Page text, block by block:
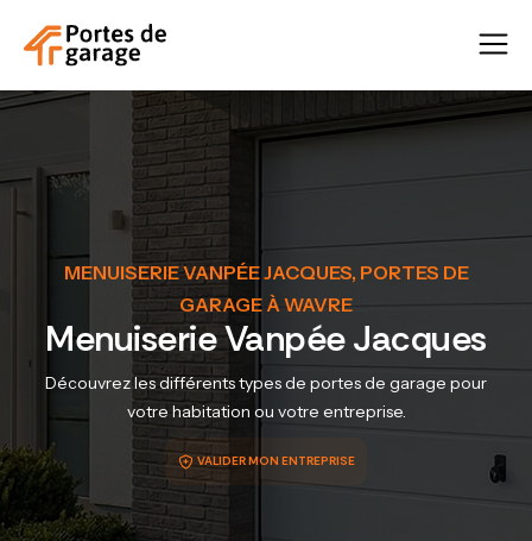
MENUISERIE VANPÉE JACQUES, PORTES DE
GARAGE À WAVRE
Menuiserie Vanpée Jacques
Découvrez les différents types de portes de garage pour
votre habitation ou votre entreprise.
VALIDER MON ENTREPRISE